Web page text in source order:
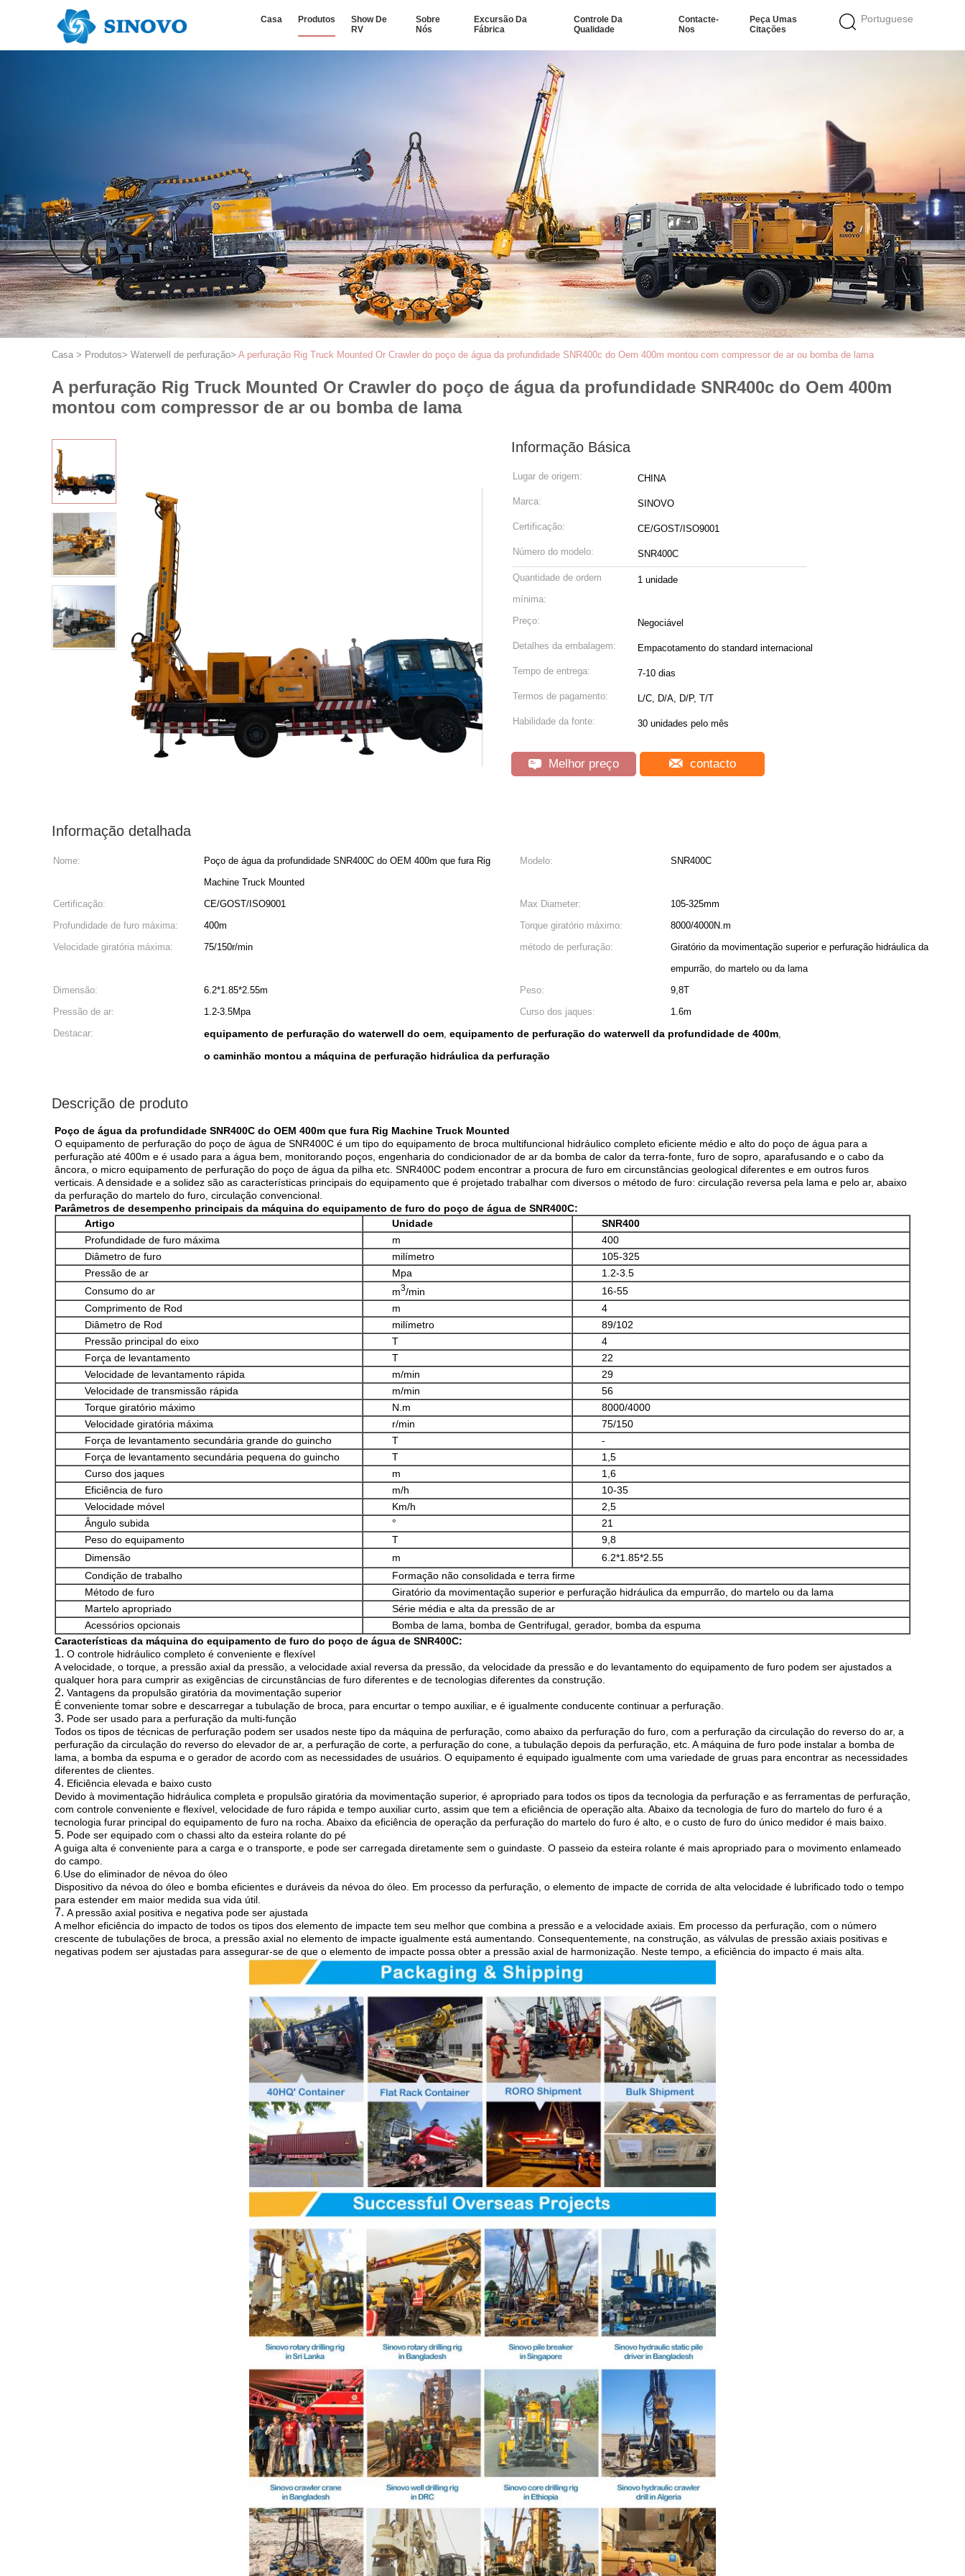
Portuguese
Casa Produtos
Show De
RV
Sobre
Nós
Excursão Da
Fábrica
Controle Da
Qualidade
Contacte-
Nos
Peça Umas
Citações
Casa > Produtos> Waterwell de perfuração> A perfuração Rig Truck Mounted Or Crawler do poço de água da profundidade SNR400c do Oem 400m montou com compressor de ar ou bomba de lama
A perfuração Rig Truck Mounted Or Crawler do poço de água da profundidade SNR400c do Oem 400m
montou com compressor de ar ou bomba de lama
Informação Básica
Lugar de origem: CHINA
Marca: SINOVO
Certificação: CE/GOST/ISO9001
Número do modelo: SNR400C
Quantidade de ordem
mínima:
1 unidade
Preço: Negociável
Detalhes da embalagem: Empacotamento do standard internacional
Tempo de entrega: 7-10 dias
Termos de pagamento: L/C, D/A, D/P, T/T
Habilidade da fonte: 30 unidades pelo mês
Melhor preço contacto
Informação detalhada
Nome:
Poço de água da profundidade SNR400C do OEM 400m que fura Rig
Machine Truck Mounted
Modelo: SNR400C
Certificação: CE/GOST/ISO9001 Max Diameter:
105-325mm
Profundidade de furo máxima:
400m Torque giratório máximo:
8000/4000N.m
Velocidade giratória máxima:
75/150r/min método de perfuração:
Giratório da movimentação superior e perfuração hidráulica da
empurrão, do martelo ou da lama
Dimensão:
6.2*1.85*2.55m Peso:
9,8T
Pressão de ar:
1.2-3.5Mpa Curso dos jaques:
1.6m
Destacar:
equipamento de perfuração do waterwell do oem, equipamento de perfuração do waterwell da profundidade de 400m,
o caminhão montou a máquina de perfuração hidráulica da perfuração
Descrição de produto
Poço de água da profundidade SNR400C do OEM 400m que fura Rig Machine Truck Mounted
O equipamento de perfuração do poço de água de SNR400C é um tipo do equipamento de broca multifuncional hidráulico completo eficiente médio e alto do poço de água para a
perfuração até 400m e é usado para a água bem, monitorando poços, engenharia do condicionador de ar da bomba de calor da terra-fonte, furo de sopro, aparafusando e o cabo da
âncora, o micro equipamento de perfuração do poço de água da pilha etc. SNR400C podem encontrar a procura de furo em circunstâncias geological diferentes e em outros furos
verticais. A densidade e a solidez são as características principais do equipamento que é projetado trabalhar com diversos o método de furo: circulação reversa pela lama e pelo ar, abaixo
da perfuração do martelo do furo, circulação convencional.
Parâmetros de desempenho principais da máquina do equipamento de furo do poço de água de SNR400C:
Artigo
Unidade
SNR400
Profundidade de furo máxima
m
400
Diâmetro de furo
milímetro
105-325
Pressão de ar
Mpa
1.2-3.5
Consumo do ar
m3/min
16-55
Comprimento de Rod
m
4
Diâmetro de Rod
milímetro
89/102
Pressão principal do eixo
T
4
Força de levantamento
T
22
Velocidade de levantamento rápida
m/min
29
Velocidade de transmissão rápida
m/min
56
Torque giratório máximo
N.m
8000/4000
Velocidade giratória máxima
r/min
75/150
Força de levantamento secundária grande do guincho
T
-
Força de levantamento secundária pequena do guincho
T
1,5
Curso dos jaques
m
1,6
Eficiência de furo
m/h
10-35
Velocidade móvel
Km/h
2,5
Ângulo subida
°
21
Peso do equipamento
T
9,8
Dimensão
m
6.2*1.85*2.55
Condição de trabalho
Formação não consolidada e terra firme
Método de furo
Giratório da movimentação superior e perfuração hidráulica da empurrão, do martelo ou da lama
Martelo apropriado
Série média e alta da pressão de ar
Acessórios opcionais
Bomba de lama, bomba de Gentrifugal, gerador, bomba da espuma
Características da máquina do equipamento de furo do poço de água de SNR400C:
1. O controle hidráulico completo é conveniente e flexível
A velocidade, o torque, a pressão axial da pressão, a velocidade axial reversa da pressão, da velocidade da pressão e do levantamento do equipamento de furo podem ser ajustados a
qualquer hora para cumprir as exigências de circunstâncias de furo diferentes e de tecnologias diferentes da construção.
2. Vantagens da propulsão giratória da movimentação superior
É conveniente tomar sobre e descarregar a tubulação de broca, para encurtar o tempo auxiliar, e é igualmente conducente continuar a perfuração.
3. Pode ser usado para a perfuração da multi-função
Todos os tipos de técnicas de perfuração podem ser usados neste tipo da máquina de perfuração, como abaixo da perfuração do furo, com a perfuração da circulação do reverso do ar, a
perfuração da circulação do reverso do elevador de ar, a perfuração de corte, a perfuração do cone, a tubulação depois da perfuração, etc. A máquina de furo pode instalar a bomba de
lama, a bomba da espuma e o gerador de acordo com as necessidades de usuários. O equipamento é equipado igualmente com uma variedade de gruas para encontrar as necessidades
diferentes de clientes.
4. Eficiência elevada e baixo custo
Devido à movimentação hidráulica completa e propulsão giratória da movimentação superior, é apropriado para todos os tipos da tecnologia da perfuração e as ferramentas de perfuração,
com controle conveniente e flexível, velocidade de furo rápida e tempo auxiliar curto, assim que tem a eficiência de operação alta. Abaixo da tecnologia de furo do martelo do furo é a
tecnologia furar principal do equipamento de furo na rocha. Abaixo da eficiência de operação da perfuração do martelo do furo é alto, e o custo de furo do único medidor é mais baixo.
5. Pode ser equipado com o chassi alto da esteira rolante do pé
A guiga alta é conveniente para a carga e o transporte, e pode ser carregada diretamente sem o guindaste. O passeio da esteira rolante é mais apropriado para o movimento enlameado
do campo.
6.Use do eliminador de névoa do óleo
Dispositivo da névoa do óleo e bomba eficientes e duráveis da névoa do óleo. Em processo da perfuração, o elemento de impacte de corrida de alta velocidade é lubrificado todo o tempo
para estender em maior medida sua vida útil.
7. A pressão axial positiva e negativa pode ser ajustada
A melhor eficiência do impacto de todos os tipos dos elemento de impacte tem seu melhor que combina a pressão e a velocidade axiais. Em processo da perfuração, com o número
crescente de tubulações de broca, a pressão axial no elemento de impacte igualmente está aumentando. Consequentemente, na construção, as válvulas de pressão axiais positivas e
negativas podem ser ajustadas para assegurar-se de que o elemento de impacte possa obter a pressão axial de harmonização. Neste tempo, a eficiência do impacto é mais alta.